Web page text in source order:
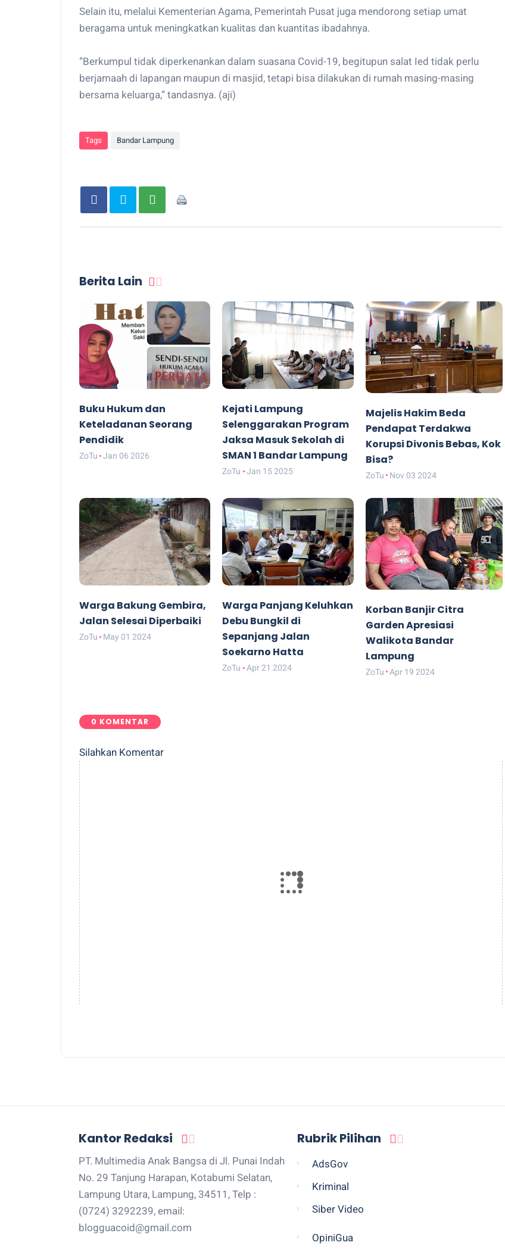
Selain itu, melalui Kementerian Agama, Pemerintah Pusat juga mendorong setiap umat
beragama untuk meningkatkan kualitas dan kuantitas ibadahnya.
“Berkumpul tidak diperkenankan dalam suasana Covid-19, begitupun salat Ied tidak perlu
berjamaah di lapangan maupun di masjid, tetapi bisa dilakukan di rumah masing-masing
bersama keluarga,” tandasnya. (aji)
Tags Bandar Lampung
Berita Lain
Buku Hukum dan
Keteladanan Seorang
Pendidik
ZoTu Jan 06 2026
Kejati Lampung
Selenggarakan Program
Jaksa Masuk Sekolah di
SMAN 1 Bandar Lampung
ZoTu Jan 15 2025
Majelis Hakim Beda
Pendapat Terdakwa
Korupsi Divonis Bebas, Kok
Bisa?
ZoTu Nov 03 2024
Warga Bakung Gembira,
Jalan Selesai Diperbaiki
ZoTu May 01 2024
Warga Panjang Keluhkan
Debu Bungkil di
Sepanjang Jalan
Soekarno Hatta
ZoTu Apr 21 2024
Korban Banjir Citra
Garden Apresiasi
Walikota Bandar
Lampung
ZoTu Apr 19 2024
0 KOMENTAR
Silahkan Komentar
Kantor Redaksi
PT. Multimedia Anak Bangsa di Jl. Punai Indah
No. 29 Tanjung Harapan, Kotabumi Selatan,
Lampung Utara, Lampung, 34511, Telp :
(0724) 3292239, email:
blogguacoid@gmail.com
Rubrik Pilihan
AdsGov
Kriminal
Siber Video
OpiniGua